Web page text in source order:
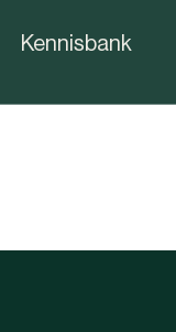
Kennisbank